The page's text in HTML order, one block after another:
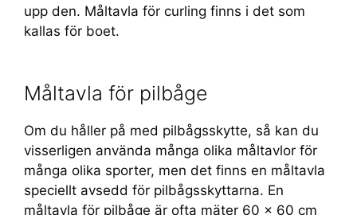
upp den. Måltavla för curling finns i det som
kallas för boet.
Måltavla för pilbåge
Om du håller på med pilbågsskytte, så kan du
visserligen använda många olika måltavlor för
många olika sporter, men det finns en måltavla
speciellt avsedd för pilbågsskyttarna. En
måltavla för pilbåge är ofta mäter 60 x 60 cm